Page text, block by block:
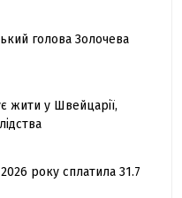
голова Золочева
жити у Швейцарії,
року сплатила 31.7